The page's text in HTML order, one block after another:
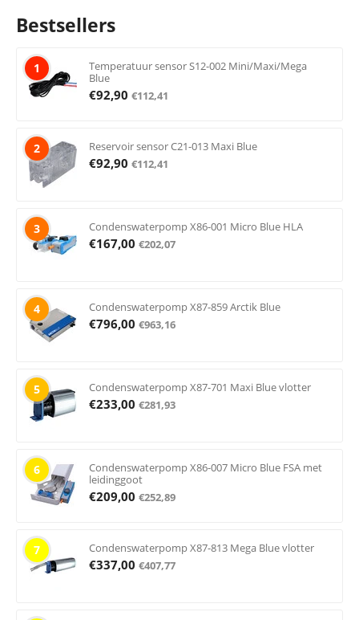
Bestsellers
1
Temperatuur sensor S12-002 Mini/Maxi/Mega
Blue
€92,90 €112,41
2 Reservoir sensor C21-013 Maxi Blue
€92,90 €112,41
3 Condenswaterpomp X86-001 Micro Blue HLA
€167,00 €202,07
4 Condenswaterpomp X87-859 Arctik Blue
€796,00 €963,16
5 Condenswaterpomp X87-701 Maxi Blue vlotter
€233,00 €281,93
6
Condenswaterpomp X86-007 Micro Blue FSA met
leidinggoot
€209,00 €252,89
7 Condenswaterpomp X87-813 Mega Blue vlotter
€337,00 €407,77